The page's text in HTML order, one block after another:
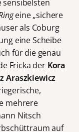
sensibelsten
eine „sichere
als Coburg
eine Scheibe
für die genau
Fricka der Kora
Araszkiewicz
mehrere
Nitsch
auf